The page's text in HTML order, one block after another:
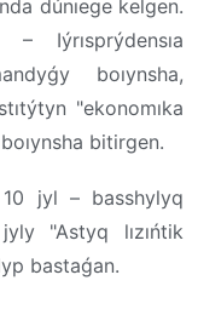
dúnıege kelgen.
Iýrısprýdensıa
boıynsha,
"ekonomıka
bitirgen.
jyl – basshylyq
"Astyq lızıńtik
bastaǵan.